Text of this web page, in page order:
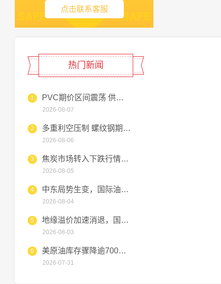
点击联系客服
热门新闻
1 PVC期价区间震荡 供需博弈
2026-08-07
2 多重利空压制 螺纹钢期货维持
2026-08-06
3 焦炭市场转入下跌行情，钢厂压
2026-08-05
4 中东局势生变，国际油价高位跳
2026-08-04
5 地缘溢价加速消退，国际油价短
2026-08-03
6 美原油库存骤降逾700万桶，
2026-07-31